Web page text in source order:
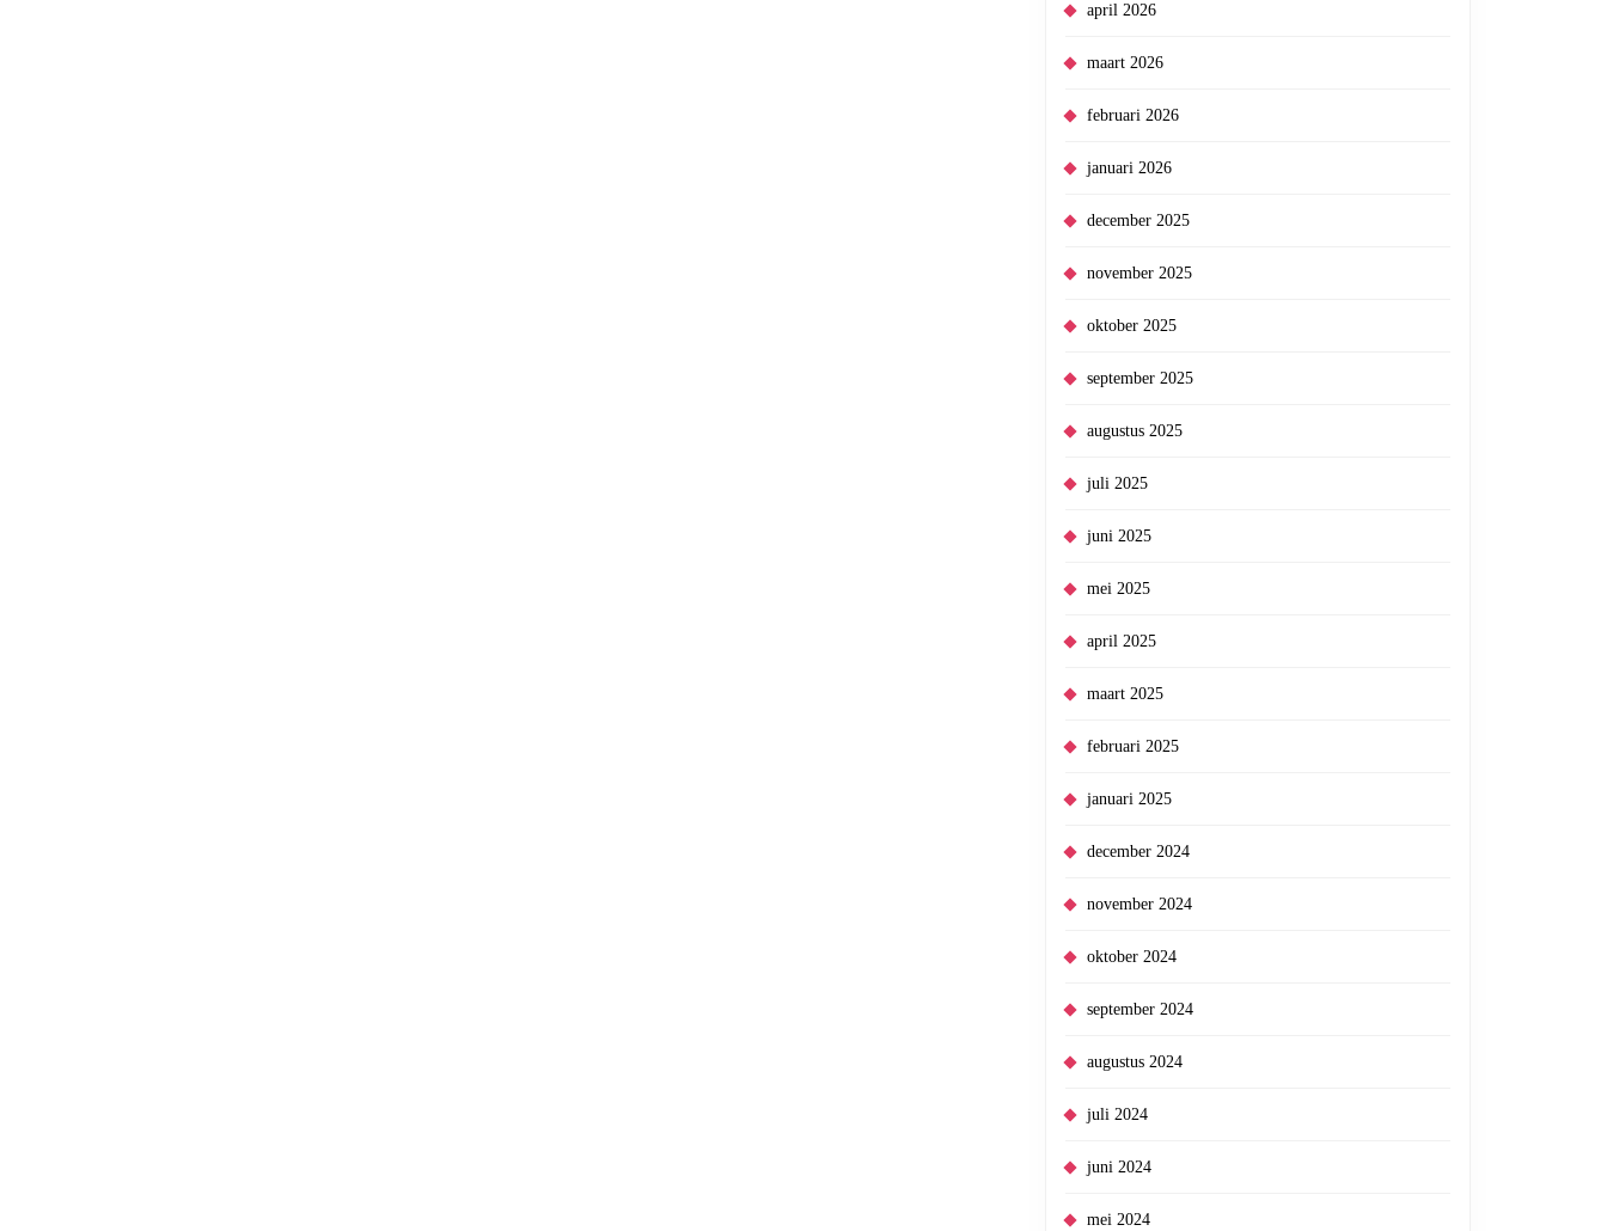
april 2026
maart 2026
februari 2026
januari 2026
december 2025
november 2025
oktober 2025
september 2025
augustus 2025
juli 2025
juni 2025
mei 2025
april 2025
maart 2025
februari 2025
januari 2025
december 2024
november 2024
oktober 2024
september 2024
augustus 2024
juli 2024
juni 2024
mei 2024